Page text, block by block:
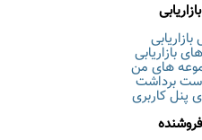
بازاریابی
بازاریابی
های من
برداشت
پنل کاربری